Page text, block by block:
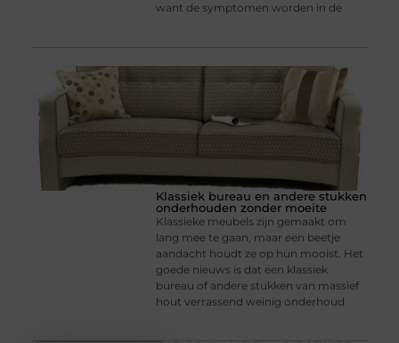
want de symptomen worden in de
Klassiek bureau en andere stukken
onderhouden zonder moeite
Klassieke meubels zijn gemaakt om
lang mee te gaan, maar een beetje
aandacht houdt ze op hun mooist. Het
goede nieuws is dat een klassiek
bureau of andere stukken van massief
hout verrassend weinig onderhoud